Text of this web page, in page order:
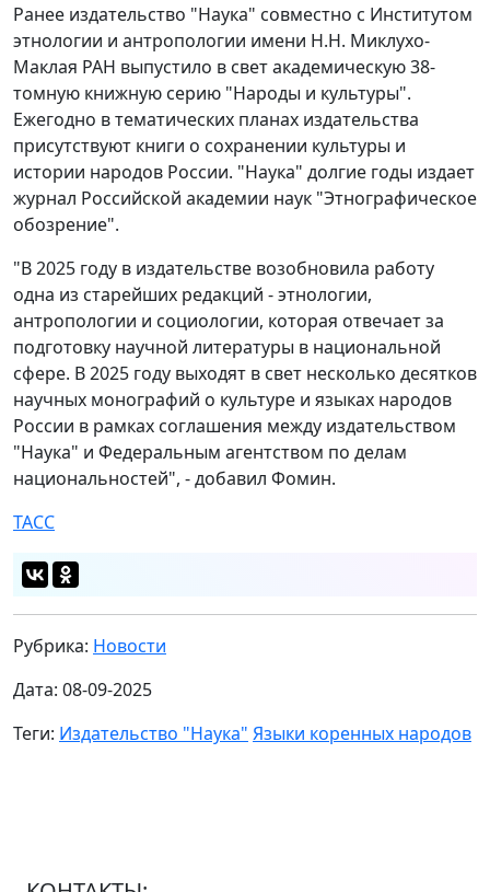
Ранее издательство "Наука" совместно с Институтом
этнологии и антропологии имени Н.Н. Миклухо-
Маклая РАН выпустило в свет академическую 38-
томную книжную серию "Народы и культуры".
Ежегодно в тематических планах издательства
присутствуют книги о сохранении культуры и
истории народов России. "Наука" долгие годы издает
журнал Российской академии наук "Этнографическое
обозрение".
"В 2025 году в издательстве возобновила работу
одна из старейших редакций - этнологии,
антропологии и социологии, которая отвечает за
подготовку научной литературы в национальной
сфере. В 2025 году выходят в свет несколько десятков
научных монографий о культуре и языках народов
России в рамках соглашения между издательством
"Наука" и Федеральным агентством по делам
национальностей", - добавил Фомин.
ТАСС
Рубрика: Новости
Дата: 08-09-2025
Теги: Издательство "Наука" Языки коренных народов